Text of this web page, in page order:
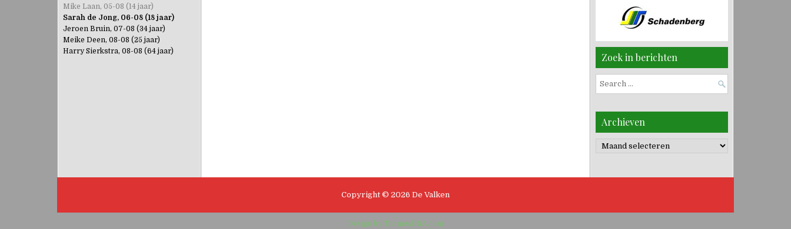
Mike Laan, 05-08 (14 jaar)
Sarah de Jong, 06-08 (18 jaar)
Jeroen Bruin, 07-08 (34 jaar)
Meike Deen, 08-08 (25 jaar)
Harry Sierkstra, 08-08 (64 jaar)
Zoek in berichten
Search
for:
Archieven
Archieven
Copyright © 2026 De Valken
Design by ThemesDNA.com